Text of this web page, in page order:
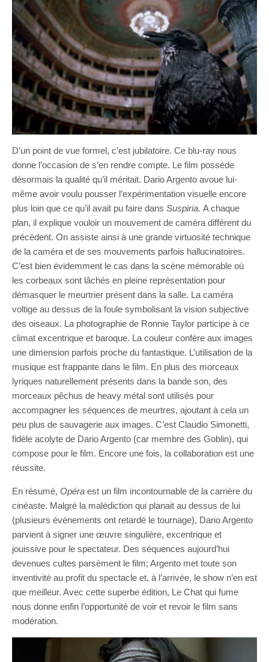
D’un point de vue formel, c’est jubilatoire. Ce blu-ray nous
donne l’occasion de s’en rendre compte. Le film possède
désormais la qualité qu’il méritait. Dario Argento avoue lui-
même avoir voulu pousser l’expérimentation visuelle encore
plus loin que ce qu’il avait pu faire dans Suspiria. A chaque
plan, il explique vouloir un mouvement de caméra différent du
précédent. On assiste ainsi à une grande virtuosité technique
de la caméra et de ses mouvements parfois hallucinatoires.
C’est bien évidemment le cas dans la scène mémorable où
les corbeaux sont lâchés en pleine représentation pour
démasquer le meurtrier présent dans la salle. La caméra
voltige au dessus de la foule symbolisant la vision subjective
des oiseaux. La photographie de Ronnie Taylor participe à ce
climat excentrique et baroque. La couleur confère aux images
une dimension parfois proche du fantastique. L’utilisation de la
musique est frappante dans le film. En plus des morceaux
lyriques naturellement présents dans la bande son, des
morceaux pêchus de heavy métal sont utilisés pour
accompagner les séquences de meurtres, ajoutant à cela un
peu plus de sauvagerie aux images. C’est Claudio Simonetti,
fidèle acolyte de Dario Argento (car membre des Goblin), qui
compose pour le film. Encore une fois, la collaboration est une
réussite.
En résumé, Opéra est un film incontournable de la carrière du
cinéaste. Malgré la malédiction qui planait au dessus de lui
(plusieurs événements ont retardé le tournage), Dario Argento
parvient à signer une œuvre singulière, excentrique et
jouissive pour le spectateur. Des séquences aujourd’hui
devenues cultes parsèment le film; Argento met toute son
inventivité au profit du spectacle et, à l’arrivée, le show n’en est
que meilleur. Avec cette superbe édition, Le Chat qui fume
nous donne enfin l’opportunité de voir et revoir le film sans
modération.